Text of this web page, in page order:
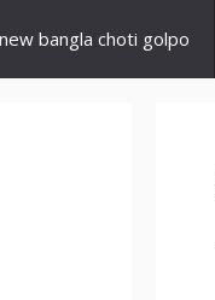
new bangla choti golpo